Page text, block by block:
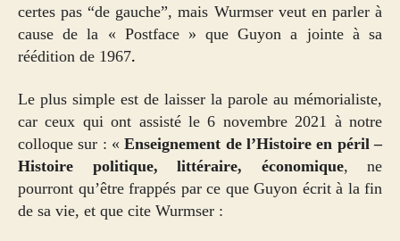
certes pas “de gauche”, mais Wurmser veut en parler à
cause de la « Postface » que Guyon a jointe à sa
réédition de 1967.
Le plus simple est de laisser la parole au mémorialiste,
car ceux qui ont assisté le 6 novembre 2021 à notre
colloque sur : «Enseignement de l’Histoire en péril –
Histoire politique, littéraire, économique, ne
pourront qu’être frappés par ce que Guyon écrit à la fin
de sa vie, et que cite Wurmser :